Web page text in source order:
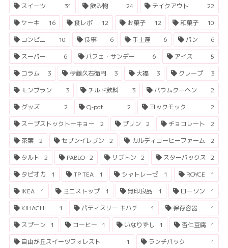
スイーツ 31 飲み物 24 テイクアウト
22
ケーキ
16 食レポ 12 お菓子 12 和菓子
10
コンビニ
10 食事 6 手土産 6 パン
6
スーパー
6 パフェ・サンデー 6 アイス
5
コラム
3 伊藤久右衛門 3 大福 3 クレープ
3
モンブラン
3 チルド飲料 3 バウムクーヘン
2
グッズ
2 Q-pot 2 ヨックモック
2
スープストックトーキョー
2 プリン 2 チョコレート
2
茶葉
2 セブンイレブン 2 カルディコーヒーファーム
2
タルト 2 PABLO 2 リプトン 2 スターバックス 2
タピオカ
1 TP TEA 1 シャトレーゼ 1 ROYCE
1
IKEA
1 ミニストップ 1 無印良品 1 ローソン
1
KIHACHI
1 パティスリー キハチ 1 保存容器
1
スプーン
1 コーヒー 1 いなりずし 1 杏仁豆腐 1
自由が丘スイーツフォレスト
1 ランチパック
1